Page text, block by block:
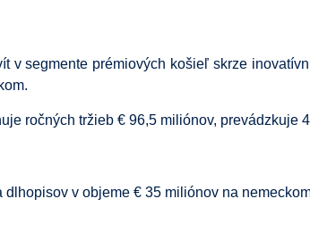
v segmente prémiových košieľ skrze
ročných tržieb € 96,5 miliónov, prevádzkuje
dlhopisov v objeme € 35 miliónov na